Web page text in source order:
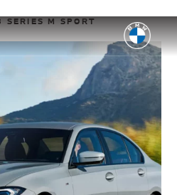
SERIES M SPORT